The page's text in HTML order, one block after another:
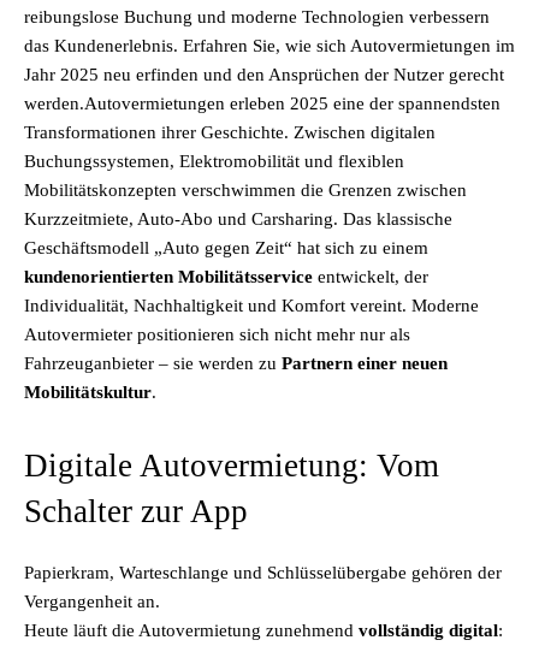
reibungslose Buchung und moderne Technologien verbessern
das Kundenerlebnis. Erfahren Sie, wie sich Autovermietungen im
Jahr 2025 neu erfinden und den Ansprüchen der Nutzer gerecht
werden.Autovermietungen erleben 2025 eine der spannendsten
Transformationen ihrer Geschichte. Zwischen digitalen
Buchungssystemen, Elektromobilität und flexiblen
Mobilitätskonzepten verschwimmen die Grenzen zwischen
Kurzzeitmiete, Auto-Abo und Carsharing. Das klassische
Geschäftsmodell „Auto gegen Zeit“ hat sich zu einem
kundenorientierten Mobilitätsservice entwickelt, der
Individualität, Nachhaltigkeit und Komfort vereint. Moderne
Autovermieter positionieren sich nicht mehr nur als
Fahrzeuganbieter – sie werden zu Partnern einer neuen
Mobilitätskultur.
Digitale Autovermietung: Vom
Schalter zur App
Papierkram, Warteschlange und Schlüsselübergabe gehören der
Vergangenheit an.
Heute läuft die Autovermietung zunehmend vollständig digital: